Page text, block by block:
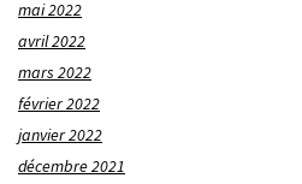
mai 2022
avril 2022
mars 2022
février 2022
janvier 2022
décembre 2021